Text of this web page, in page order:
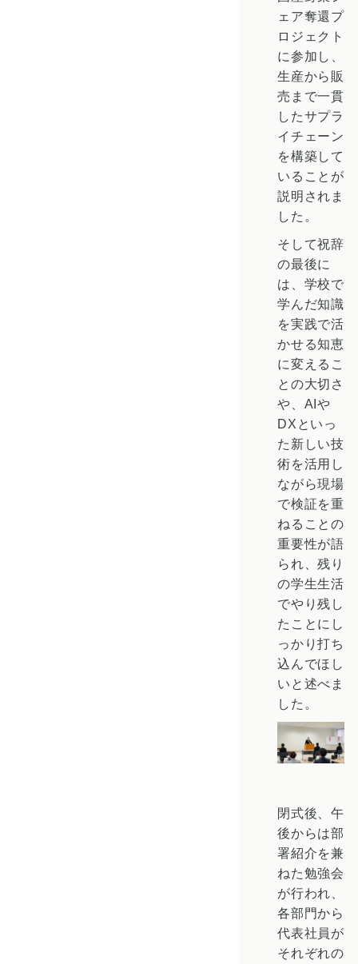
ェア奪還プ
ロジェクト
に参加し、
生産から販
売まで一貫
したサプラ
イチェーン
を構築して
いることが
説明されま
した。
そして祝辞
の最後に
は、学校で
学んだ知識
を実践で活
かせる知恵
に変えるこ
との大切さ
や、AIや
DXといっ
た新しい技
術を活用し
ながら現場
で検証を重
ねることの
重要性が語
られ、残り
の学生生活
でやり残し
たことにし
っかり打ち
込んでほし
いと述べま
した。
閉式後、午
後からは部
署紹介を兼
ねた勉強会
が行われ、
各部門から
代表社員が
それぞれの